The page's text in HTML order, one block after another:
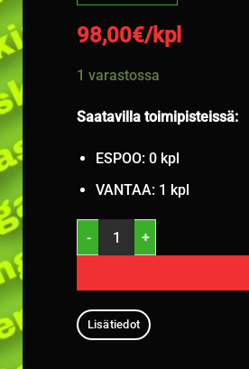
98,00€/kpl
1 varastossa
Saatavilla toimipisteissä:
ESPOO: 0 kpl
VANTAA: 1 kpl
245/35R19 Davanti Protoura
Lisätiedot